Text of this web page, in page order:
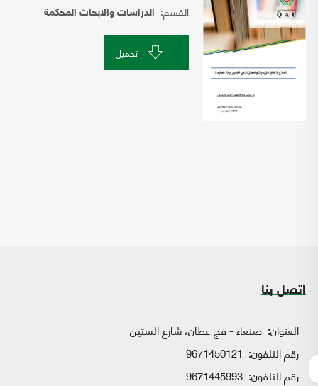
القسم: الدراسات والابحاث المحكمة
تحميل
اتصل بنا
العنوان: صنعاء - فج عطان، شارع الستين
رقم التلفون: 9671450121
رقم التلفون: 9671445993